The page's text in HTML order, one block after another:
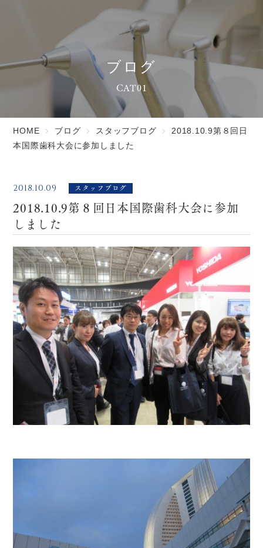
ブログ
CAT01
HOME ブログ スタッフブログ
2018.10.9第８回日
本国際歯科大会に参加しました
2018.10.09 スタッフブログ
2018.10.9第８回日本国際歯科大会に参加
しました